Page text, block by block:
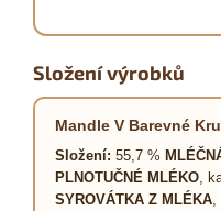
Složení výrobků
Mandle V Barevné
Složení: 55,7 %
PLNOTUČNÉ MLÉKO,
SYROVÁTKA Z MLÉKA,